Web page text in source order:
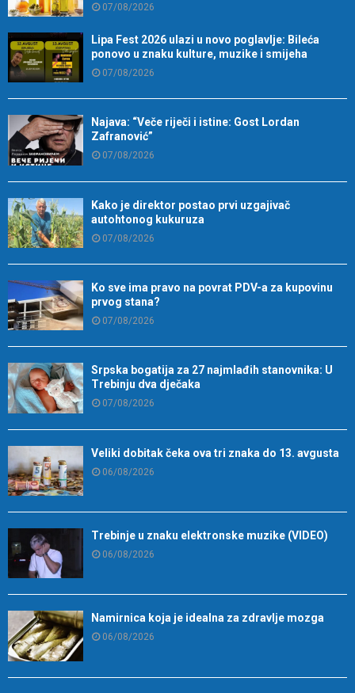
07/08/2026
Lipa Fest 2026 ulazi u novo poglavlje: Bileća
ponovo u znaku kulture, muzike i smijeha
07/08/2026
Najava: “Veče riječi i istine: Gost Lordan
Zafranović”
07/08/2026
Kako je direktor postao prvi uzgajivač
autohtonog kukuruza
07/08/2026
Ko sve ima pravo na povrat PDV-a za kupovinu
prvog stana?
07/08/2026
Srpska bogatija za 27 najmlađih stanovnika: U
Trebinju dva dječaka
07/08/2026
Veliki dobitak čeka ova tri znaka do 13. avgusta
06/08/2026
Trebinje u znaku elektronske muzike (VIDEO)
06/08/2026
Namirnica koja je idealna za zdravlje mozga
06/08/2026